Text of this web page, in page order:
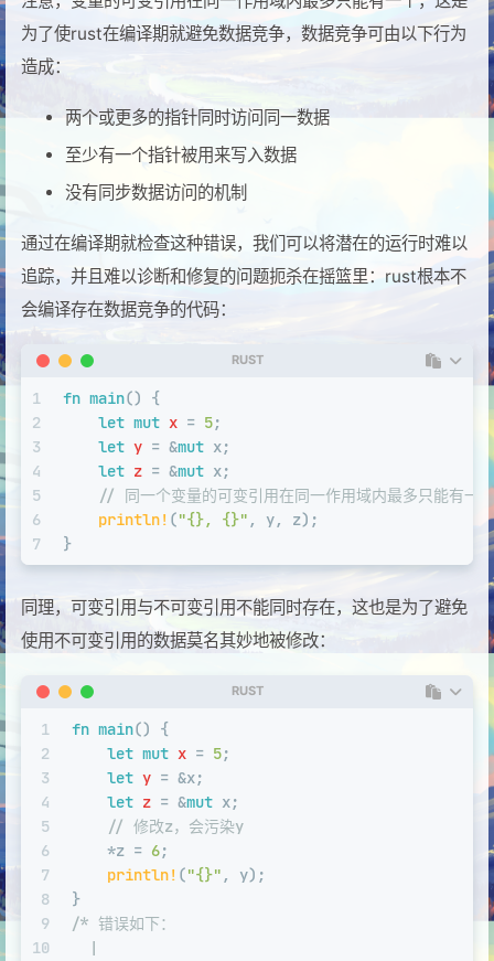
为了使rust在编译期就避免数据竞争，数据竞争可由以下行为
造成：
两个或更多的指针同时访问同一数据
至少有一个指针被用来写入数据
没有同步数据访问的机制
通过在编译期就检查这种错误，我们可以将潜在的运行时难以
追踪，并且难以诊断和修复的问题扼杀在摇篮里：rust根本不
会编译存在数据竞争的代码：
RUST
1
2
3
4
5
6
7
fn main() {
let mut x = 5;
let y = &mut x;
let z = &mut x;
// 同一个变量的可变引用在同一作用域内最多只能有一
println! ("{}, {}" , y, z);
}
同理，可变引用与不可变引用不能同时存在，这也是为了避免
使用不可变引用的数据莫名其妙地被修改：
RUST
1
2
3
4
5
6
7
8
9
10
fn main() {
let mut x = 5;
let y = &x;
let z = &mut x;
// 修改z，会污染y
    *z =
6;
println! ("{}" , y);
}
/* 错误如下：
  |